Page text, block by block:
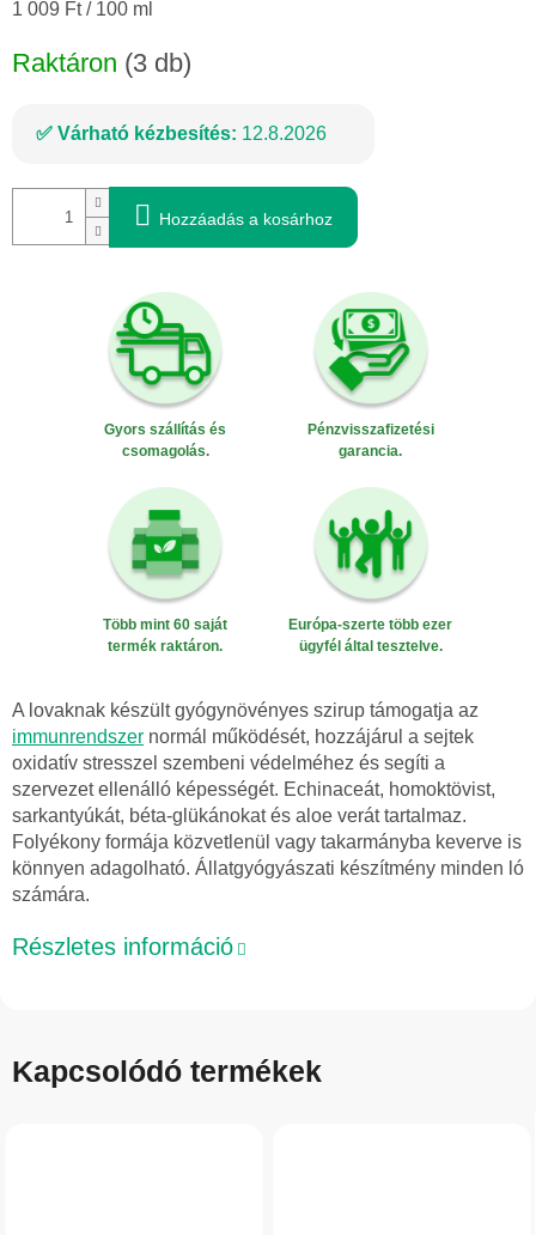
Egységár:
1 009 Ft / 100 ml
Raktáron (3 db)
Várható kézbesítés: 12.8.2026
Hozzáadás a kosárhoz
Gyors szállítás és
csomagolás.
Pénzvisszafizetési
garancia.
Több mint 60 saját
termék raktáron.
Európa-szerte több ezer
ügyfél által tesztelve.
A lovaknak készült gyógynövényes szirup támogatja az
immunrendszer normál működését, hozzájárul a sejtek
oxidatív stresszel szembeni védelméhez és segíti a
szervezet ellenálló képességét. Echinaceát, homoktövist,
sarkantyúkát, béta-glükánokat és aloe verát tartalmaz.
Folyékony formája közvetlenül vagy takarmányba keverve is
könnyen adagolható. Állatgyógyászati készítmény minden ló
számára.
Részletes információ
Kapcsolódó termékek